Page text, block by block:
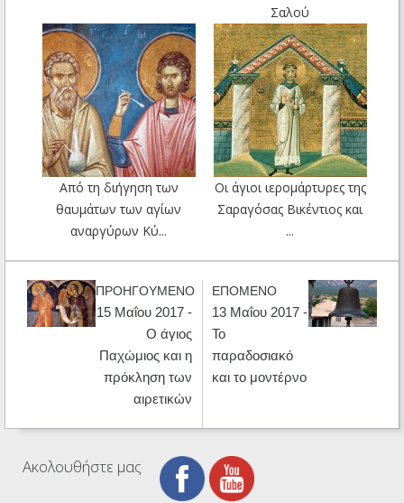
Σαλού
Από τη διήγηση των
θαυμάτων των αγίων
αναργύρων Κύ...
Οι άγιοι ιερομάρτυρες της
Σαραγόσας Βικέντιος και
...
ΠΡΟΗΓΟΥΜΕΝΟ
15 Μαΐου 2017 -
Ο άγιος
Παχώμιος και η
πρόκληση των
αιρετικών
ΕΠΟΜΕΝΟ
13 Μαΐου 2017 -
Το
παραδοσιακό
και το μοντέρνο
Ακολουθήστε μας